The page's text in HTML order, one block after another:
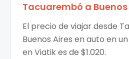
Tacuarembó a
El precio de viajar desde
Buenos Aires en auto en
en Viatik es de $1.020.